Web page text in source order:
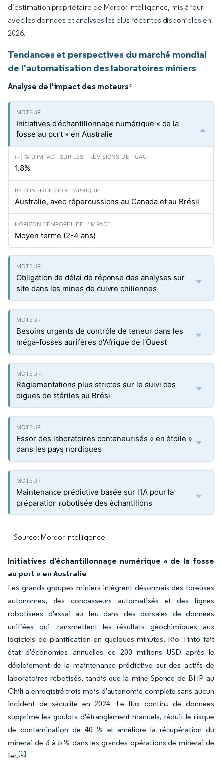
d’estimation propriétaire de Mordor Intelligence, mis à jour
avec les données et analyses les plus récentes disponibles en
2026.
Tendances et perspectives du marché mondial
de l'automatisation des laboratoires miniers
Analyse de l'impact des moteurs*
Initiatives d'échantillonnage numérique « de la
fosse au port » en Australie
1.8%
Australie, avec répercussions au Canada et au Brésil
Moyen terme (2-4 ans)
Obligation de délai de réponse des analyses sur
site dans les mines de cuivre chiliennes
Besoins urgents de contrôle de teneur dans les
méga-fosses aurifères d'Afrique de l'Ouest
Réglementations plus strictes sur le suivi des
digues de stériles au Brésil
Essor des laboratoires conteneurisés « en étoile »
dans les pays nordiques
Maintenance prédictive basée sur l'IA pour la
préparation robotisée des échantillons
Source: Mordor Intelligence
Initiatives d'échantillonnage numérique « de la fosse
au port » en Australie
Les grands groupes miniers intègrent désormais des foreuses
autonomes, des concasseurs automatisés et des lignes
robotisées d'essai au feu dans des dorsales de données
unifiées qui transmettent les résultats géochimiques aux
logiciels de planification en quelques minutes. Rio Tinto fait
état d'économies annuelles de 200 millions USD après le
déploiement de la maintenance prédictive sur des actifs de
laboratoires robotisés, tandis que la mine Spence de BHP au
Chili a enregistré trois mois d'autonomie complète sans aucun
incident de sécurité en 2024. Le flux continu de données
supprime les goulots d'étranglement manuels, réduit le risque
de contamination de 40 % et améliore la récupération du
minerai de 3 à 5 % dans les grandes opérations de minerai de
fer.[1]